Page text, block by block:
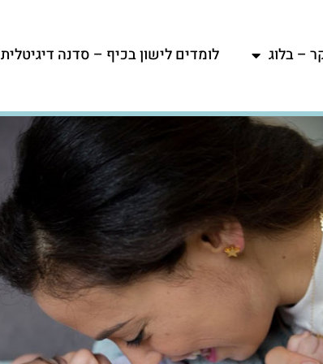
– בלוג לומדים לישון בכיף – סדנה דיגיטלית